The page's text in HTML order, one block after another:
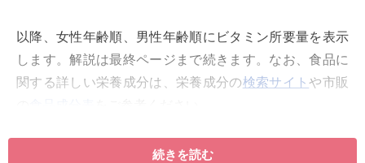
以降、女性年齢順、男性年齢順にビタミン所要量を表示
します。解説は最終ページまで続きます。なお、食品に
関する詳しい栄養成分は、栄養成分の検索サイトや市販
続きを読む